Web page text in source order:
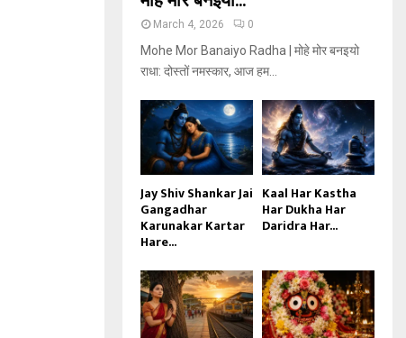
March 4, 2026 0
Mohe Mor Banaiyo Radha | मोहे मोर बनइयो
राधा: दोस्तों नमस्कार, आज हम...
Jay Shiv Shankar Jai
Gangadhar
Karunakar Kartar
Hare...
Kaal Har Kastha
Har Dukha Har
Daridra Har...